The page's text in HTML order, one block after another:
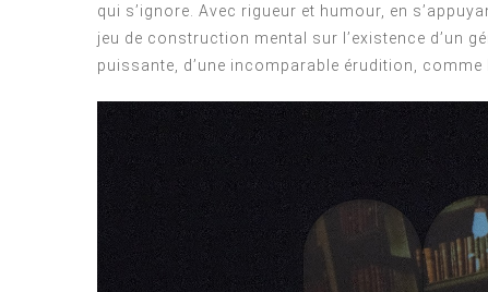
qui s’ignore. Avec rigueur et humour, en
jeu de construction mental sur l’existence d’un
puissante, d’une incomparable érudition, comme